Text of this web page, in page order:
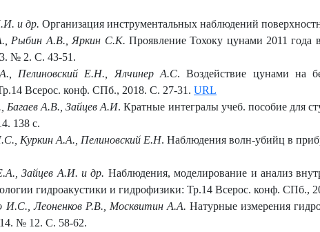
и др. Организация инструментальных наблюдений
Рыбин А.В., Яркин С.К. Проявление Тохоку цунами 2011 года
№ 2. С. 43-51.
Пелиновский Е.Н., Ялчинер А.С. Воздействие цунами на
Всерос. конф. СПб., 2018. С. 27-31. URL
Багаев А.В., Зайцев А.И. Кратные интегралы учеб. пособие для
138 с.
Куркин А.А., Пелиновский Е.Н. Наблюдения волн-убийц в
Зайцев А.И. и др. Наблюдения, моделирование и анализ
гидроакустики и гидрофизики: Тр.14 Всерос. конф. СПб.,
И.С., Леоненков Р.В., Москвитин А.А. Натурные измерения
№ 12. С. 58-62.